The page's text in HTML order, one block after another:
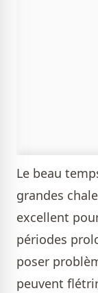
Le beau
grandes
excellent
périodes
poser
peuvent